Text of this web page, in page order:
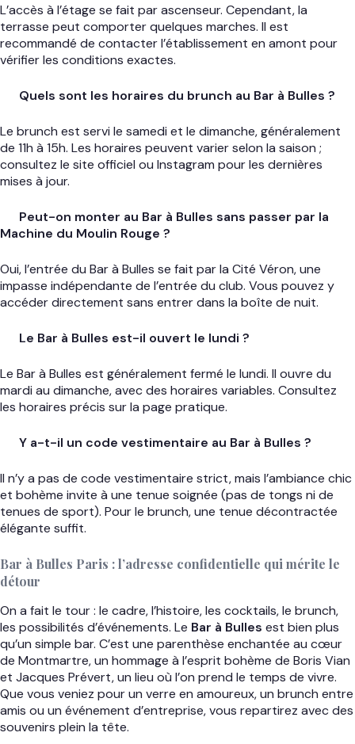
L’accès à l’étage se fait par ascenseur. Cependant, la
terrasse peut comporter quelques marches. Il est
recommandé de contacter l’établissement en amont pour
vérifier les conditions exactes.
Quels sont les horaires du brunch au Bar à Bulles ?
Le brunch est servi le samedi et le dimanche, généralement
de 11h à 15h. Les horaires peuvent varier selon la saison ;
consultez le site officiel ou Instagram pour les dernières
mises à jour.
Peut-on monter au Bar à Bulles sans passer par la
Machine du Moulin Rouge ?
Oui, l’entrée du Bar à Bulles se fait par la Cité Véron, une
impasse indépendante de l’entrée du club. Vous pouvez y
accéder directement sans entrer dans la boîte de nuit.
Le Bar à Bulles est-il ouvert le lundi ?
Le Bar à Bulles est généralement fermé le lundi. Il ouvre du
mardi au dimanche, avec des horaires variables. Consultez
les horaires précis sur la page pratique.
Y a-t-il un code vestimentaire au Bar à Bulles ?
Il n’y a pas de code vestimentaire strict, mais l’ambiance chic
et bohème invite à une tenue soignée (pas de tongs ni de
tenues de sport). Pour le brunch, une tenue décontractée
élégante suffit.
Bar à Bulles Paris : l’adresse confidentielle qui mérite le
détour
On a fait le tour : le cadre, l’histoire, les cocktails, le brunch,
les possibilités d’événements. Le Bar à Bulles est bien plus
qu’un simple bar. C’est une parenthèse enchantée au cœur
de Montmartre, un hommage à l’esprit bohème de Boris Vian
et Jacques Prévert, un lieu où l’on prend le temps de vivre.
Que vous veniez pour un verre en amoureux, un brunch entre
amis ou un événement d’entreprise, vous repartirez avec des
souvenirs plein la tête.